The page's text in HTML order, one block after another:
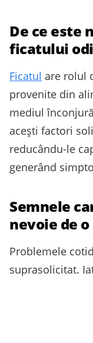
De ce este
ficatului
Ficatul are rolul
provenite din
mediul
acești factori
reducându-le
generând
Semnele
nevoie de o
Problemele
suprasolicitat.